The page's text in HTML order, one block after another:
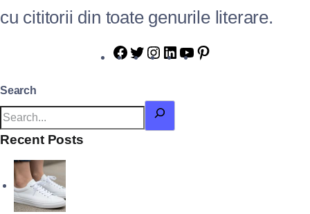
cu cititorii din toate genurile literare.
Search
Recent Posts